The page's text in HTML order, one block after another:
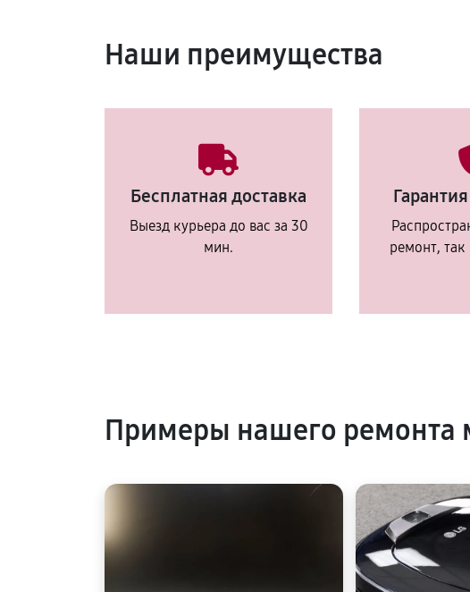
Наши преимущества
Бесплатная доставка
Выезд курьера до вас за 30
мин.
ремонт, так
Примеры нашего ремонта